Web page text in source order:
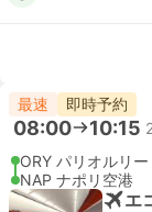
最速 即時予約
08:00 10:15
ORY パリオルリ
NAP ナポリ空港
エ